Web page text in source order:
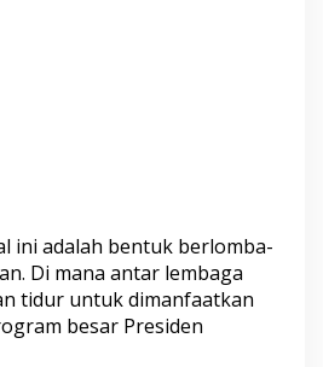
ini adalah bentuk berlomba-
Di mana antar lembaga
tidur untuk dimanfaatkan
besar Presiden